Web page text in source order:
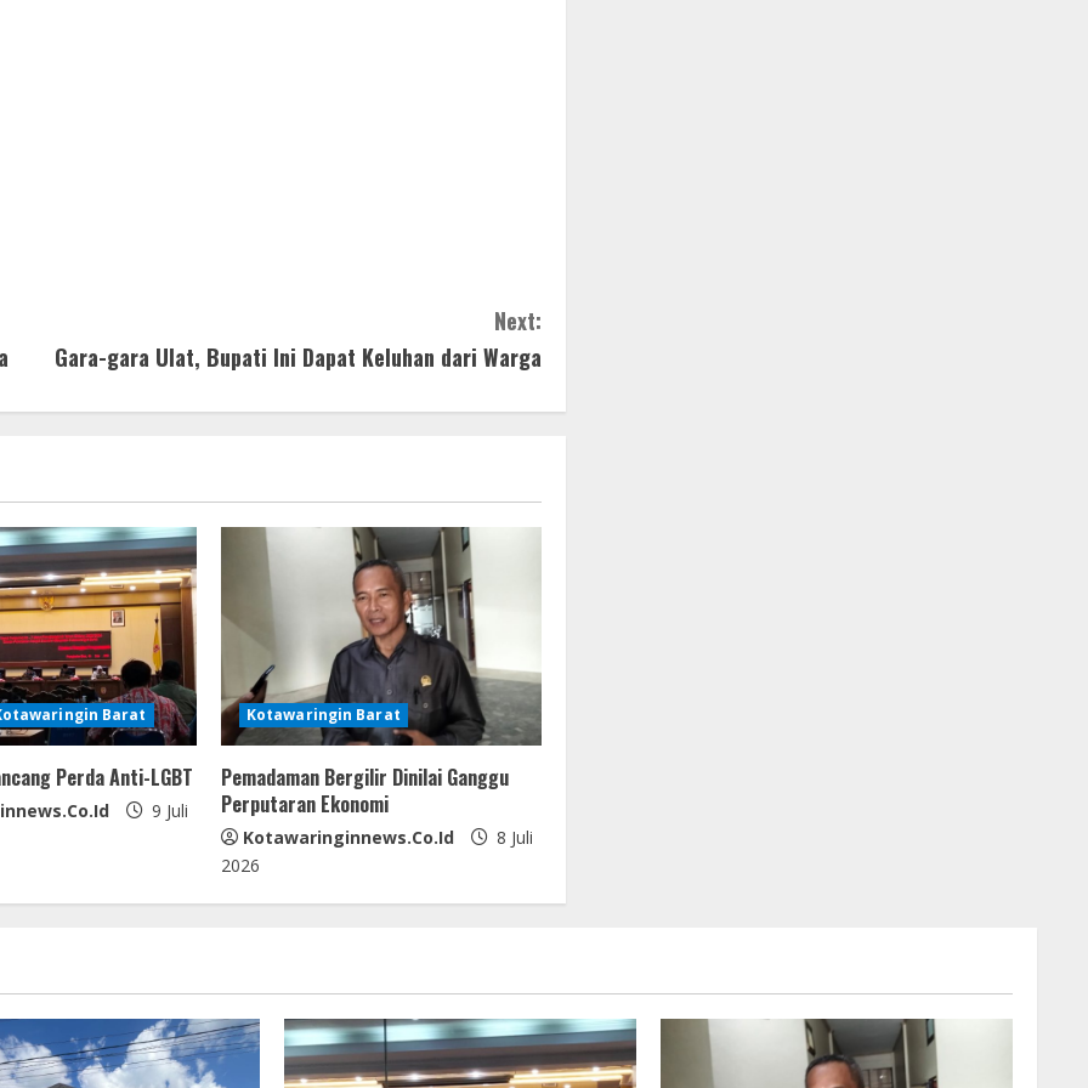
Next:
Gara-gara Ulat, Bupati Ini Dapat Keluhan dari Warga
Barat
Perda Anti-LGBT
9 Juli
Kotawaringin Barat
Pemadaman Bergilir Dinilai Ganggu
Perputaran Ekonomi
Kotawaringinnews.co.id
8 Juli
2026